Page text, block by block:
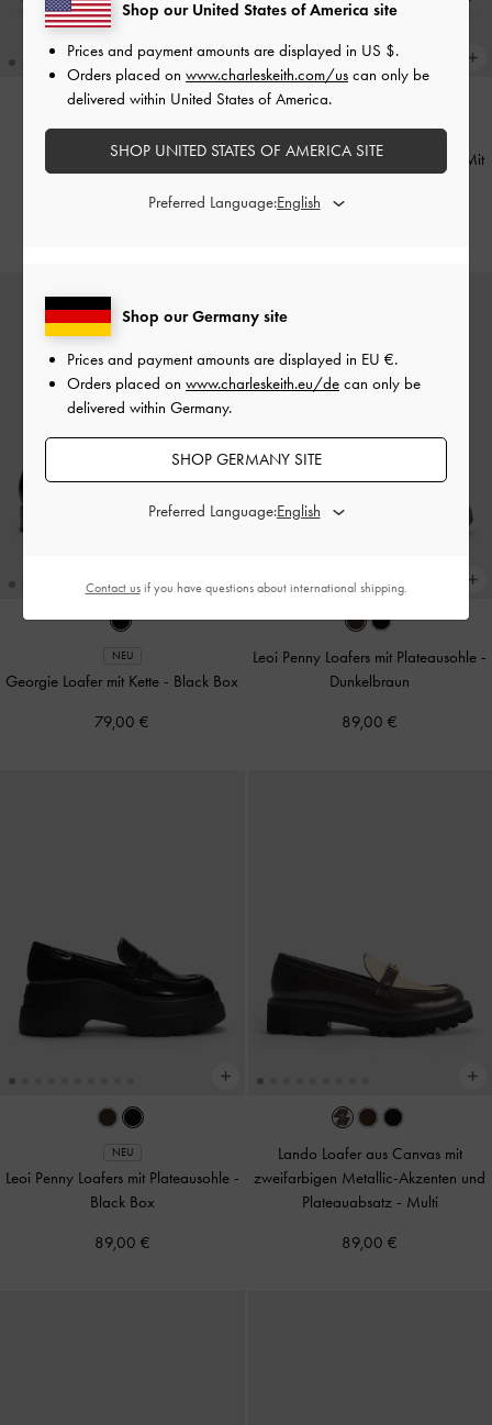
Mackie Mesh-Loafer-Beige
69,00 €
Mackie Mesh-Loafer
Schwarz Mit
NEU
Georgie Loafer mit Kette - Black Box
79,00 €
Leoi Penny Loafers mit Plateausohle -
Dunkelbraun
89,00 €
NEU
Leoi Penny Loafers mit Plateausohle -
Black Box
89,00 €
Lando Loafer aus Canvas mit
zweifarbigen Metallic-Akzenten und
Plateauabsatz - Multi
89,00 €
Shop our Germany site
Prices and payment amounts are displayed in EU €.
Orders placed on www.charleskeith.eu/de can only be
delivered within Germany.
SHOP GERMANY SITE
Preferred Language:
Shop our United States of America site
Prices and payment amounts are displayed in US $.
Orders placed on www.charleskeith.com/us can only be
delivered within United States of America.
SHOP UNITED STATES OF AMERICA SITE
Preferred Language:
Contact usif you have questions about international shipping.